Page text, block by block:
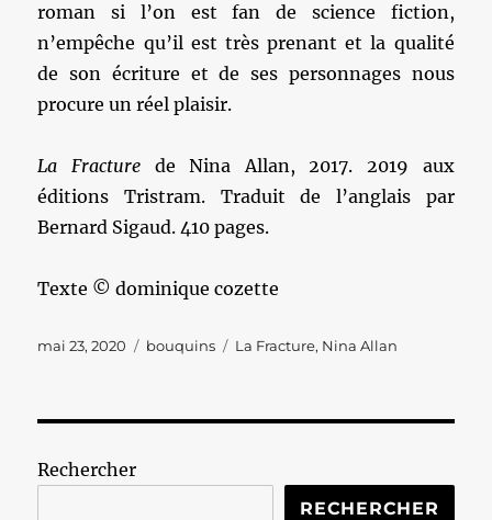
roman si l’on est fan de science fiction,
n’empêche qu’il est très prenant et la qualité
de son écriture et de ses personnages nous
procure un réel plaisir.
La Fracture de Nina Allan, 2017. 2019 aux
éditions Tristram. Traduit de l’anglais par
Bernard Sigaud. 410 pages.
Texte © dominique cozette
Publié
mai 23, 2020 Catégories
bouquins Étiquettes
La Fracture, Nina Allan
Rechercher
RECHERCHER